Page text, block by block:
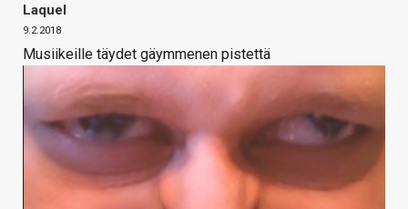
Laquel
9.2.2018
Musiikeille täydet gäymmenen pistettä